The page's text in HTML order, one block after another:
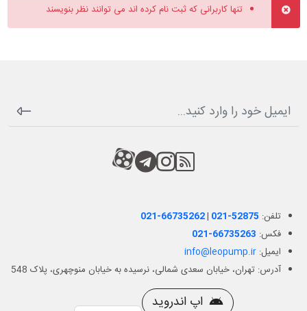
تنها کاربرانی که ثبت نام کرده اند می توانند نظر بنویسند
RSS
کانال آپارات
کانال تلگرام
کانال آپارات
تلفن: 021-66735262| 021-52875
فکس: 021-66735263
ایمیل:info@leopump.ir
آدرس: تهران، خیابان سعدی شمالی، نرسیده به خیابان منوچهری، پلاک 548
اپ اندروید